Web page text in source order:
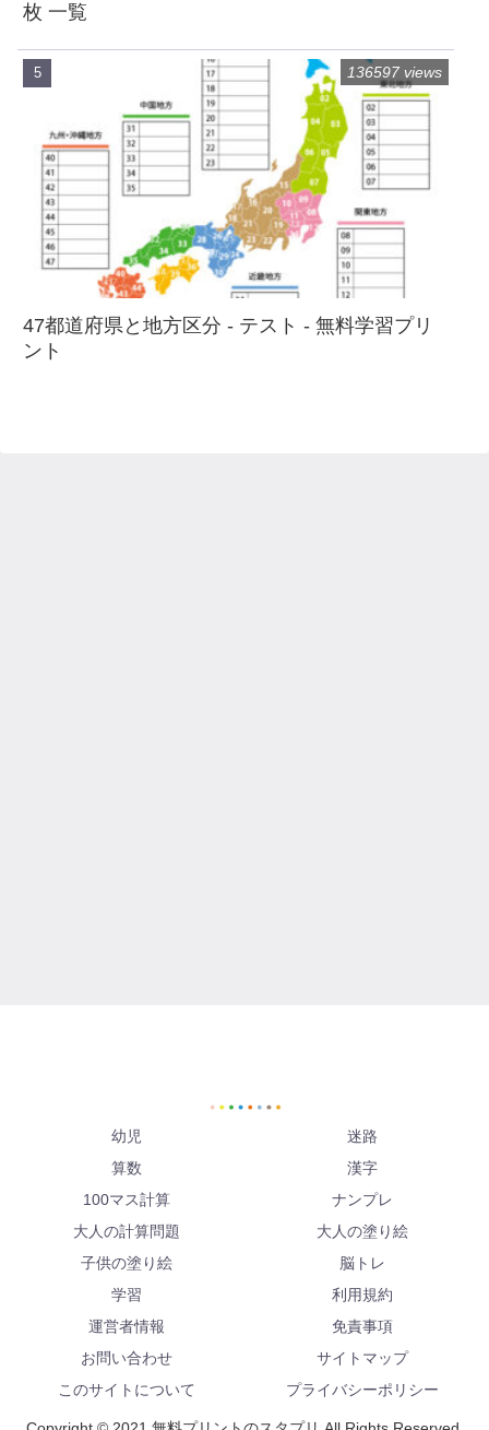
枚 一覧
47都道府県と地方区分 - テスト - 無料学習プリ
ント
136597 views
幼児
迷路
算数
漢字
100マス計算
ナンプレ
大人の計算問題
大人の塗り絵
子供の塗り絵
脳トレ
学習
利用規約
運営者情報
免責事項
お問い合わせ
サイトマップ
このサイトについて
プライバシーポリシー